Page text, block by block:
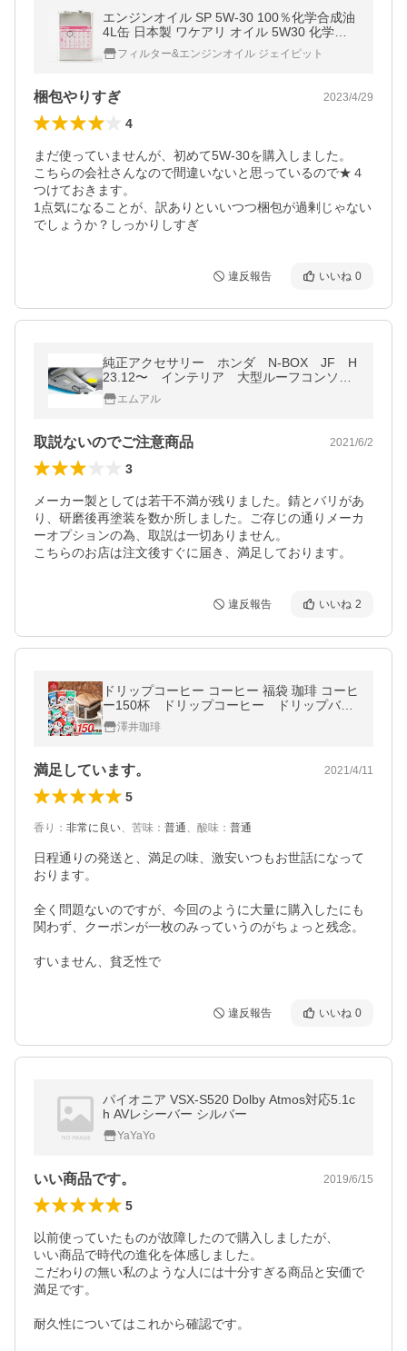
エンジンオイル SP 5W-30 100％化学合成油
4L缶 日本製 ワケアリ オイル 5W30 化学合
成 全合成油 訳あり 格安 激安 安い
フィルター&エンジンオイル ジェイピット
梱包やりすぎ 2023/4/29
4
まだ使っていませんが、初めて5W-30を購入しました。
こちらの会社さんなので間違いないと思っているので★４
つけておきます。
1点気になることが、訳ありといいつつ梱包が過剰じゃない
でしょうか？しっかりしすぎ
違反報告 いいね 0
純正アクセサリー ホンダ N-BOX JF H
23.12〜 インテリア 大型ルーフコンソー
ル 本体 08U61TY0010
エムアル
取説ないのでご注意商品 2021/6/2
3
メーカー製としては若干不満が残りました。錆とバリがあ
り、研磨後再塗装を数か所しました。ご存じの通りメーカ
ーオプションの為、取説は一切ありません。
こちらのお店は注文後すぐに届き、満足しております。
違反報告 いいね 2
ドリップコーヒー コーヒー 福袋 珈琲 コーヒ
ー150杯 ドリップコーヒー ドリップバッ
澤井珈琲
満足しています。 2021/4/11
5
香り ： 非常に良い、 苦味 ： 普通、 酸味 ： 普通
日程通りの発送と、満足の味、激安いつもお世話になって
おります。
全く問題ないのですが、今回のように大量に購入したにも
関わず、クーポンが一枚のみっていうのがちょっと残念。
すいません、貧乏性で
違反報告 いいね 0
パイオニア VSX-S520 Dolby Atmos対応5.1c
h AVレシーバー シルバー
YaYaYo
いい商品です。 2019/6/15
5
以前使っていたものが故障したので購入しましたが、
いい商品で時代の進化を体感しました。
こだわりの無い私のような人には十分すぎる商品と安価で
満足です。
耐久性についてはこれから確認です。